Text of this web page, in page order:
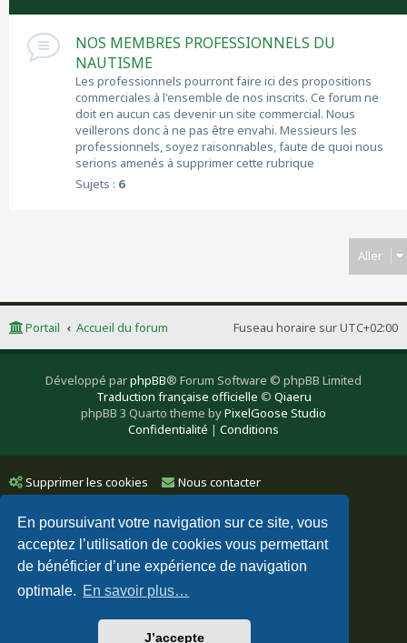
En poursuivant votre navigation sur ce site, vous
acceptez l’utilisation de cookies vous permettant
de bénéficier d’une expérience de navigation
optimale. En savoir plus…
J’accepte
NOS MEMBRES PROFESSIONNELS DU
NAUTISME
Les professionnels pourront faire ici des propositions
commerciales à l'ensemble de nos inscrits. Ce forum ne
doit en aucun cas devenir un site commercial. Nous
veillerons donc à ne pas être envahi. Messieurs les
professionnels, soyez raisonnables, faute de quoi nous
serions amenés à supprimer cette rubrique
Sujets : 6
Aller
Fuseau horaire surUTC+02:00
Portail Accueil du forum
Développé parphpBB® Forum Software © phpBB Limited
Traduction française officielle © Qiaeru
phpBB 3 Quarto theme byPixelGoose Studio
Confidentialité | Conditions
Supprimer les cookies Nous contacter